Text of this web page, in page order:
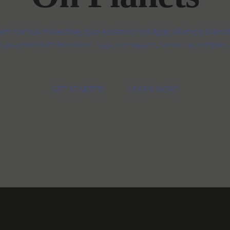
cursus molestiae, quo eiusmod volutpat ullamco
praesentium hendrerit fuga numquam, senectus tempus
GET STARTED LEARN MORE